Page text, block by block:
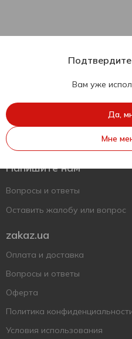
Укр
Поддержать ВСУ
Напишите нам
Вопросы и ответы
Оставить жалобу или вопрос
zakaz.ua
Оплата и доставка
Вопросы и ответы
Оферта
Политика
Условия использования
Вам уже
Да,
Мне